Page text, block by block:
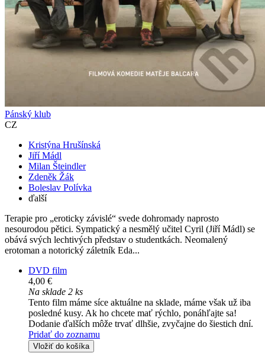
Pánský klub
CZ
Kristýna Hrušínská
Jiří Mádl
Milan Šteindler
Zdeněk Žák
Boleslav Polívka
ďalší
Terapie pro „eroticky závislé“ svede dohromady naprosto
nesourodou pětici. Sympatický a nesmělý učitel Cyril (Jiří Mádl) se
obává svých lechtivých představ o studentkách. Neomalený
erotoman a notorický záletník Eda...
DVD film
4,00 €
Na sklade 2 ks
Tento film máme síce aktuálne na sklade, máme však už iba
posledné kusy. Ak ho chcete mať rýchlo, ponáhľajte sa!
Dodanie ďalších môže trvať dlhšie, zvyčajne do šiestich dní.
Pridať do zoznamu
Vložiť do košíka